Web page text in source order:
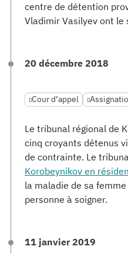
centre de détention
Vladimir Vasilyev ont le
20 décembre 2018
Cour d’appel
Le tribunal régional de
cinq croyants détenus
de contrainte. Le
Korobeynikov en
la maladie de sa
personne à soigner.
11 janvier 2019